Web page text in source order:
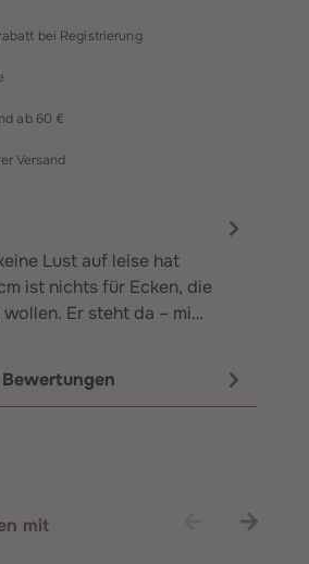
bei Registrierung
ab 60 €
Versand
Lust auf leise hat
ist nichts für Ecken, die
Er steht da – mi…
mit